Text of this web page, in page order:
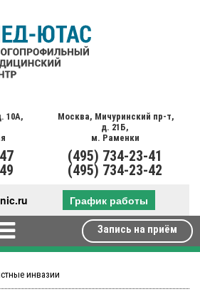
10А,
Москва, Мичуринский пр-т,
д. 21Б,
м. Раменки
(495) 734-23-41
(495) 734-23-42
График работы
Запись на приём
инвазии